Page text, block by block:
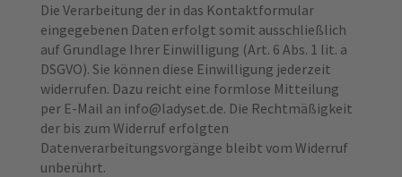
Die Verarbeitung der in das Kontaktformular
eingegebenen Daten erfolgt somit ausschließlich
auf Grundlage Ihrer Einwilligung (Art. 6 Abs. 1 lit. a
DSGVO). Sie können diese Einwilligung jederzeit
widerrufen. Dazu reicht eine formlose Mitteilung
per E-Mail an info@ladyset.de. Die Rechtmäßigkeit
der bis zum Widerruf erfolgten
Datenverarbeitungsvorgänge bleibt vom Widerruf
unberührt.